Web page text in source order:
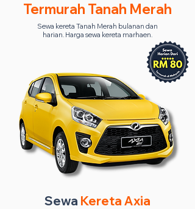
Termurah Tanah Merah
Sewa kereta Tanah Merah bulanan dan
harian. Harga sewa kereta marhaen.
Sewa Kereta Axia